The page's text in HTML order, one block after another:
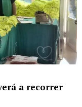
a recorrer